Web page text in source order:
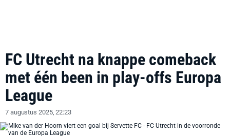
FC Utrecht na knappe comeback
met één been in play-offs Europa
League
7 augustus 2025, 22:23